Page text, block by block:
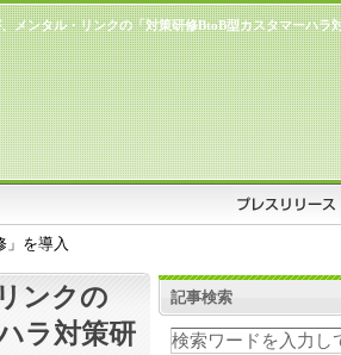
メンタル・リンクの「対策研修BtoB型カスタマーハラ
」を導入
ンクの
ラ対策研
記事検索